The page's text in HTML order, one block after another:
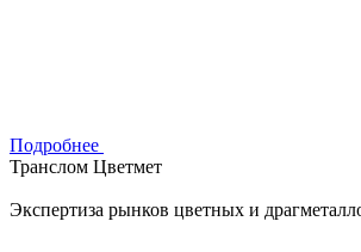
Подробнее
Транслом Цветмет
Экспертиза рынков цветных и